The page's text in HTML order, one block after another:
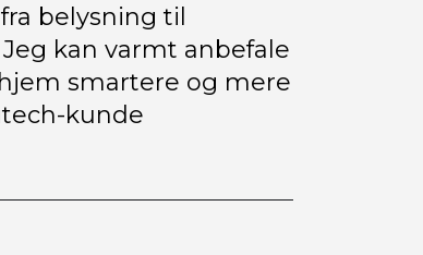
belysning til
kan varmt anbefale
smartere og mere
kunde